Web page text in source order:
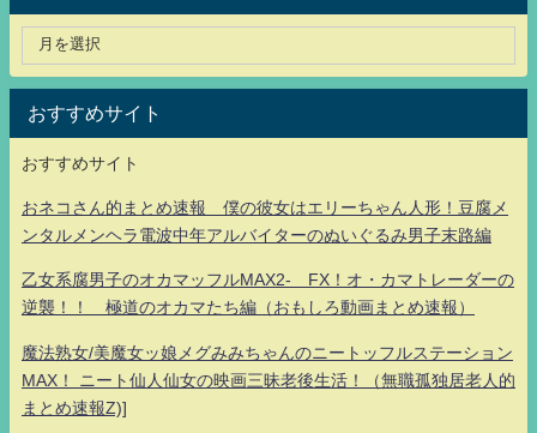
おすすめサイト
おすすめサイト
おネコさん的まとめ速報 僕の彼女はエリーちゃん人形！豆腐メ
ンタルメンヘラ電波中年アルバイターのぬいぐるみ男子末路編
乙女系腐男子のオカマッフルMAX2- FX！オ・カマトレーダーの
逆襲！！ 極道のオカマたち編（おもしろ動画まとめ速報）
魔法熟女/美魔女ッ娘メグみみちゃんのニートッフルステーション
MAX！ ニート仙人仙女の映画三昧老後生活！（無職孤独居老人的
まとめ速報Z)]